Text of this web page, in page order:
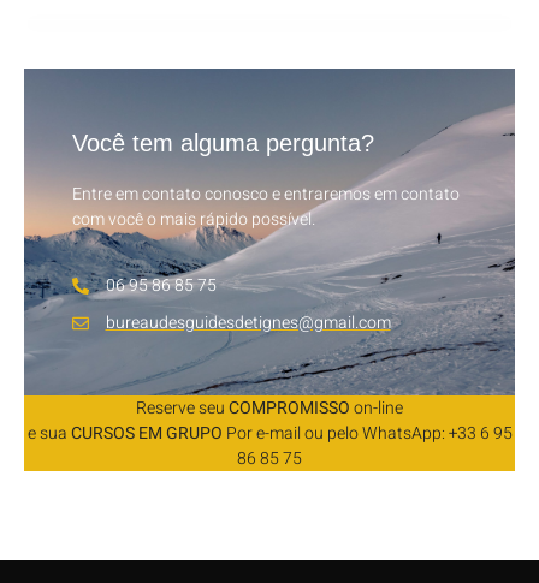
Você tem alguma pergunta?
Entre em contato conosco e entraremos em contato
com você o mais rápido possível.
06 95 86 85 75
bureaudesguidesdetignes@gmail.com
Reserve seuCOMPROMISSOon-line
e suaCURSOS EM GRUPO Por e-mail ou pelo WhatsApp: +33 6 95
86 85 75